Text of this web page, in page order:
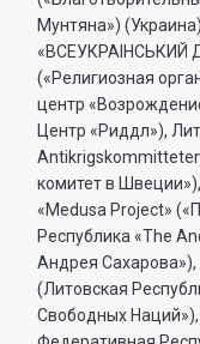
Мунтяна»)
«ВСЕУКРАIНСЬКИЙ
(«Религиозная
центр
Центр «Риддл»),
комитет в
«Medusa Project»
Республика «The
Андрея
(Литовская
Свободных